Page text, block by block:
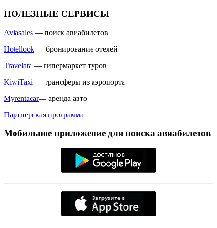
ПОЛЕЗНЫЕ СЕРВИСЫ
Aviasales — поиск авиабилетов
Hotellook — бронирование отелей
Travelata — гипермаркет туров
KiwiTaxi — трансферы из аэропорта
Myrentacar— аренда авто
Партнерская программа
Мобильное приложение для поиска авиабилетов